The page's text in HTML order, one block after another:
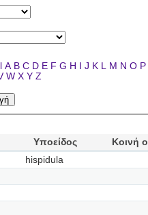
A B C D E F G H I J K L M N O P
W X Y Z
Υποείδος
Κοινή
hispidula